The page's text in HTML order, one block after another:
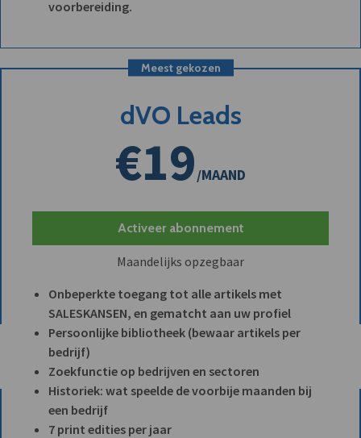
voorbereiding.
Meest gekozen
dVO Leads
€19/MAAND
Activeer abonnement
Maandelijks opzegbaar
Onbeperkte toegang tot alle artikels met
SALESKANSEN, en gematcht aan uw profiel
Persoonlijke bibliotheek (bewaar artikels per
bedrijf)
Zoekfunctie op bedrijven en sectoren
Historiek: wat speelde de voorbije maanden bij
een bedrijf
7 print edities per jaar